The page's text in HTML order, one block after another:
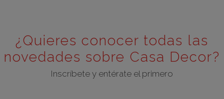
¿Quieres conocer todas las
novedades sobre Casa Decor?
Inscríbete y entérate el primero